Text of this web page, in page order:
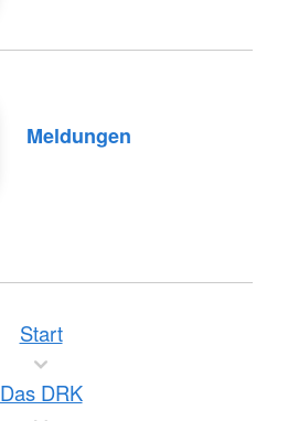
Meldungen
Start
Das DRK